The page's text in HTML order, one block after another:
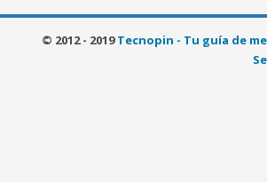
© 2012 - 2019Tecnopin - Tu guía de